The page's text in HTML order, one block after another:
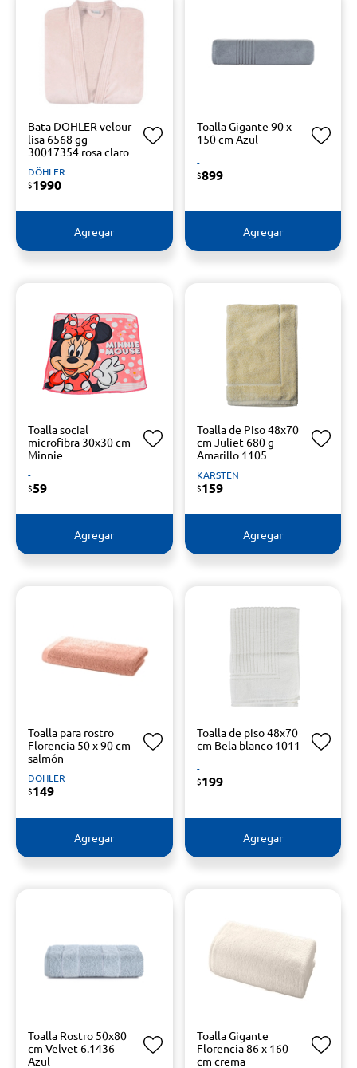
Bata DOHLER velour
lisa 6568 gg
30017354 rosa claro
DÖHLER
$1990
Agregar
Toalla Gigante 90 x
150 cm Azul
-
$899
Agregar
Toalla social
microfibra 30x30 cm
Minnie
-
$59
Agregar
Toalla de Piso 48x70
cm Juliet 680 g
Amarillo 1105
KARSTEN
$159
Agregar
Toalla para rostro
Florencia 50 x 90 cm
salmón
DÖHLER
$149
Agregar
Toalla de piso 48x70
cm Bela blanco 1011
-
$199
Agregar
Toalla Rostro 50x80
cm Velvet 6.1436
Azul
Toalla Gigante
Florencia 86 x 160
cm crema